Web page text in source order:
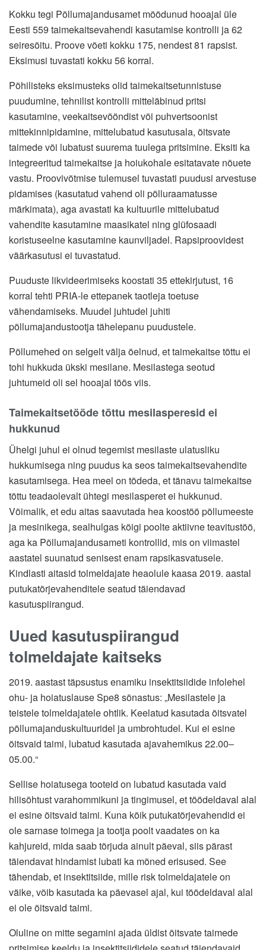
Kokku tegi Põllumajandusamet möödunud hooajal üle
Eesti 559 taimekaitsevahendi kasutamise kontrolli ja 62
seiresõitu. Proove võeti kokku 175, nendest 81 rapsist.
Eksimusi tuvastati kokku 56 korral.
Põhilisteks eksimusteks olid taimekaitsetunnistuse
puudumine, tehnilist kontrolli mitteläbinud pritsi
kasutamine, veekaitsevööndist või puhvertsoonist
mittekinnipidamine, mittelubatud kasutusala, õitsvate
taimede või lubatust suurema tuulega pritsimine. Eksiti ka
integreeritud taimekaitse ja hoiukohale esitatavate nõuete
vastu. Proovivõtmise tulemusel tuvastati puudusi arvestuse
pidamises (kasutatud vahend oli põlluraamatusse
märkimata), aga avastati ka kultuurile mittelubatud
vahendite kasutamine maasikatel ning glüfosaadi
koristuseelne kasutamine kaunviljadel. Rapsiproovidest
väärkasutusi ei tuvastatud.
Puuduste likvideerimiseks koostati 35 ettekirjutust, 16
korral tehti PRIA-le ettepanek taotleja toetuse
vähendamiseks. Muudel juhtudel juhiti
põllumajandustootja tähelepanu puudustele.
Põllumehed on selgelt välja öelnud, et taimekaitse tõttu ei
tohi hukkuda ükski mesilane. Mesilastega seotud
juhtumeid oli sel hooajal töös viis.
Taimekaitsetööde tõttu mesilasperesid ei
hukkunud
Ühelgi juhul ei olnud tegemist mesilaste ulatusliku
hukkumisega ning puudus ka seos taimekaitsevahendite
kasutamisega. Hea meel on tõdeda, et tänavu taimekaitse
tõttu teadaolevalt ühtegi mesilasperet ei hukkunud.
Võimalik, et edu aitas saavutada hea koostöö põllumeeste
ja mesinikega, sealhulgas kõigi poolte aktiivne teavitustöö,
aga ka Põllumajandusameti kontrollid, mis on viimastel
aastatel suunatud senisest enam rapsikasvatusele.
Kindlasti aitasid tolmeldajate heaolule kaasa 2019. aastal
putukatõrjevahenditele seatud täiendavad
kasutuspiirangud.
Uued kasutuspiirangud
tolmeldajate kaitseks
2019. aastast täpsustus enamiku insektitsiidide infolehel
ohu- ja hoiatuslause Spe8 sõnastus: „Mesilastele ja
teistele tolmeldajatele ohtlik. Keelatud kasutada õitsvatel
põllumajanduskultuuridel ja umbrohtudel. Kui ei esine
õitsvaid taimi, lubatud kasutada ajavahemikus 22.00‒
05.00.“
Sellise hoiatusega tooteid on lubatud kasutada vaid
hilisõhtust varahommikuni ja tingimusel, et töödeldaval alal
ei esine õitsvaid taimi. Kuna kõik putukatõrjevahendid ei
ole sarnase toimega ja tootja poolt vaadates on ka
kahjureid, mida saab tõrjuda ainult päeval, siis pärast
täiendavat hindamist lubati ka mõned erisused. See
tähendab, et insektitsiide, mille risk tolmeldajatele on
väike, võib kasutada ka päevasel ajal, kui töödeldaval alal
ei ole õitsvaid taimi.
Oluline on mitte segamini ajada üldist õitsvate taimede